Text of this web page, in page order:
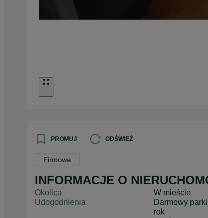
PROMUJ ODŚWIEŻ
Firmowe
INFORMACJE O
Okolica
W mieście
Udogodnienia
Darmowy
rok